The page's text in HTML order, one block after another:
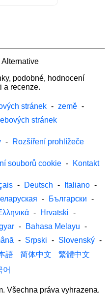
podobné, hodnocení
a recenze.
stránek - země -
stránek
- Rozšíření prohlížeče
souborů cookie - Kontakt
- Deutsch - Italiano -
- Български -
- Hrvatski -
- Bahasa Melayu -
- Srpski - Slovenský -
語 简体中文
繁體中文
어
Všechna práva vyhrazena.